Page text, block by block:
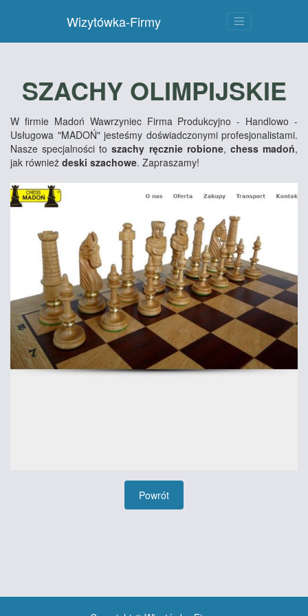
Wizytówka-Firmy
SZACHY OLIMPIJSKIE
W firmie Madoń Wawrzyniec Firma Produkcyjno - Handlowo -
Usługowa "MADOŃ" jesteśmy doświadczonymi profesjonalistami.
Nasze specjalności toszachy ręcznie robione, chess madoń,
jak również deski szachowe. Zapraszamy!
Powrót